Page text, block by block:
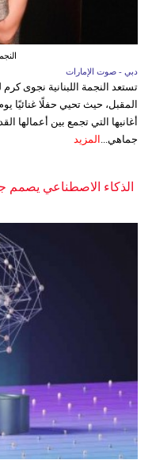
دبي - صوت الإمارات
تستعد النجمة اللبنانية نجوى
أغانيها التي تجمع بين أعمالها
جماهي... المزيد
الذكاء الاصطناعي يصمم